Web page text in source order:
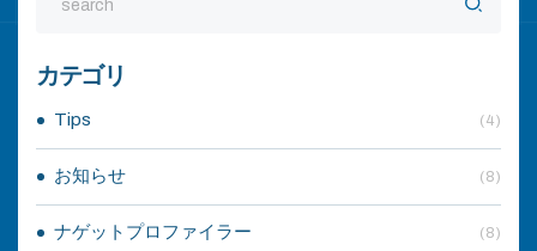
カテゴリ
Tips (4)
お知らせ (8)
ナゲットプロファイラー (8)